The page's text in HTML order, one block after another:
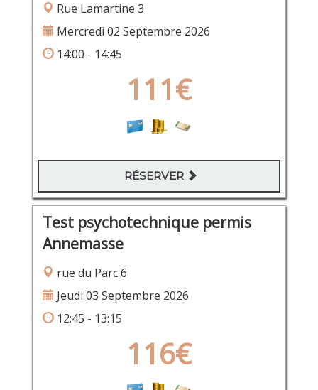
Rue Lamartine 3
Mercredi 02 Septembre 2026
14:00 - 14:45
111€
RÉSERVER
Test psychotechnique permis
Annemasse
rue du Parc 6
Jeudi 03 Septembre 2026
12:45 - 13:15
116€